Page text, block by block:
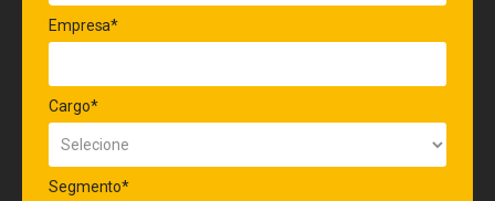
Empresa*
Cargo*
Segmento*